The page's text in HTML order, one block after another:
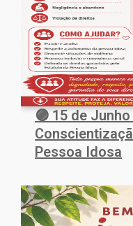
🟣 15 de
Pessoa Idosa